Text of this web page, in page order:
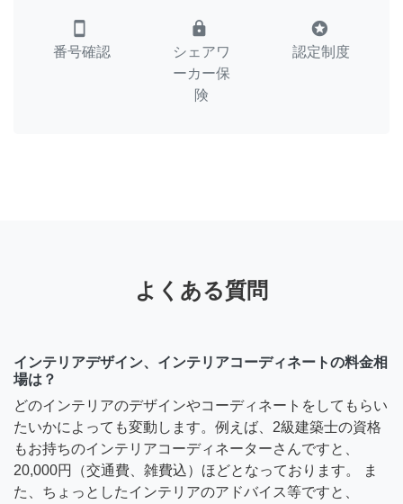
smartphone
番号確認
lock
シェアワ
ーカー保
険
stars
認定制度
よくある質問
インテリアデザイン、インテリアコーディネートの料金相
場は？
どのインテリアのデザインやコーディネートをしてもらい
たいかによっても変動します。例えば、2級建築士の資格
もお持ちのインテリアコーディネーターさんですと、
20,000円（交通費、雑費込）ほどとなっております。 ま
た、ちょっとしたインテリアのアドバイス等ですと、